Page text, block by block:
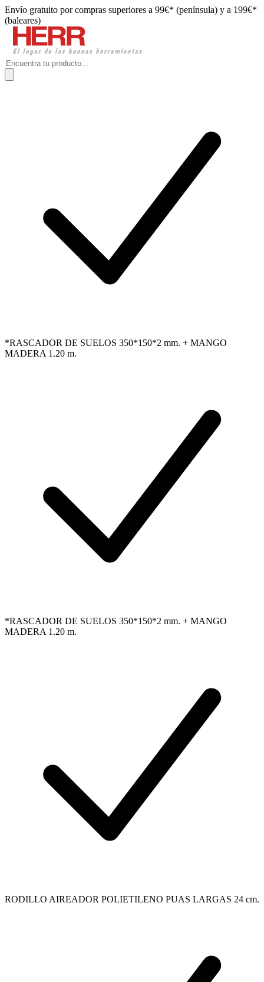
Envío gratuito por compras superiores a 99€* (península) y a 199€*
(baleares)
*RASCADOR DE SUELOS 350*150*2 mm. + MANGO
MADERA 1.20 m.
*RASCADOR DE SUELOS 350*150*2 mm. + MANGO
MADERA 1.20 m.
RODILLO AIREADOR POLIETILENO PUAS LARGAS 24 cm.